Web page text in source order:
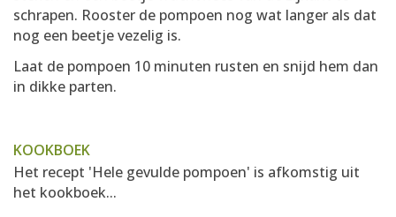
schrapen. Rooster de pompoen nog wat langer als dat
nog een beetje vezelig is.
Laat de pompoen 10 minuten rusten en snijd hem dan
in dikke parten.
KOOKBOEK
Het recept 'Hele gevulde pompoen' is afkomstig uit
het kookboek...